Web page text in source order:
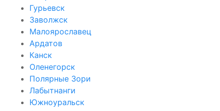
Гурьевск
Заволжск
Малоярославец
Ардатов
Канск
Оленегорск
Полярные Зори
Лабытнанги
Южноуральск